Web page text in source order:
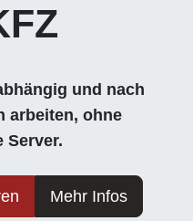
und nach
arbeiten, ohne
Server.
Mehr Infos